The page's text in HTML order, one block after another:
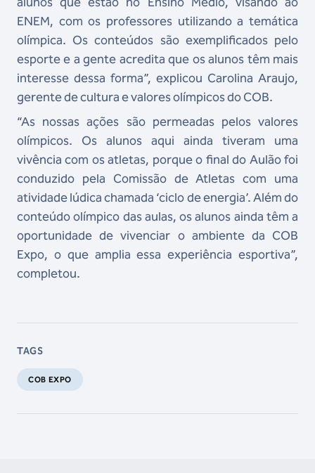
ENEM, com os professores utilizando a temática
olímpica. Os conteúdos são exemplificados pelo
esporte e a gente acredita que os alunos têm mais
interesse dessa forma”, explicou Carolina Araujo,
gerente de cultura e valores olímpicos do COB.
“As nossas ações são permeadas pelos valores
olímpicos. Os alunos aqui ainda tiveram uma
vivência com os atletas, porque o final do Aulão foi
conduzido pela Comissão de Atletas com uma
atividade lúdica chamada ‘ciclo de energia’. Além do
conteúdo olímpico das aulas, os alunos ainda têm a
oportunidade de vivenciar o ambiente da COB
Expo, o que amplia essa experiência esportiva”,
completou.
TAGS
COB EXPO